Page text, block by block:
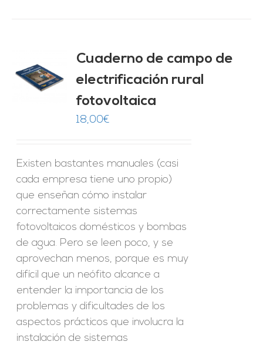
Cuaderno de campo de
electrificación rural
fotovoltaica
18,00€
Existen bastantes manuales (casi
cada empresa tiene uno propio)
que enseñan cómo instalar
correctamente sistemas
fotovoltaicos domésticos y bombas
de agua. Pero se leen poco, y se
aprovechan menos, porque es muy
difícil que un neófito alcance a
entender la importancia de los
problemas y dificultades de los
aspectos prácticos que involucra la
instalación de sistemas